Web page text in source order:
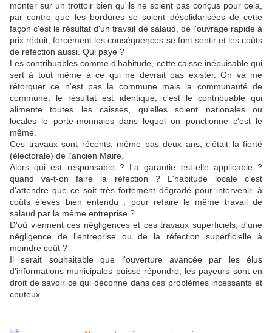
monter sur un trottoir bien qu'ils ne soient pas conçus pour cela,
par contre que les bordures se soient désolidarisées de cette
façon c'est le résultat d'un travail de salaud, de l'ouvrage rapide à
prix réduit, forcément les conséquences se font sentir et les coûts
de réfection aussi. Qui paye ?
Les contribuables comme d'habitude, cette caisse inépuisable qui
sert à tout même à ce qui ne devrait pas exister. On va me
rétorquer ce n'est pas la commune mais la communauté de
commune, le résultat est identique, c'est le contribuable qui
alimente toutes les caisses, qu'elles soient nationales ou
locales le porte-monnaies dans lequel on ponctionne c'est le
même.
Ces travaux sont récents, même pas deux ans, c'était la fierté
(électorale) de l'ancien Maire.
Alors qui est responsable ? La garantie est-elle applicable ?
quand va-t-on faire la réfection ? L'habitude locale c'est
d'attendre que ce soit très fortement dégradé pour intervenir, à
coûts élevés bien entendu ; pour refaire le même travail de
salaud par la même entreprise ?
D'où viennent ces négligences et ces travaux superficiels, d'une
négligence de l'entreprise ou de la réfection superficielle à
moindre coût ?
Il serait souhaitable que l'ouverture avancée par les élus
d'informations municipales puisse répondre, les payeurs sont en
droit de savoir ce qui déconne dans ces problèmes incessants et
couteux.